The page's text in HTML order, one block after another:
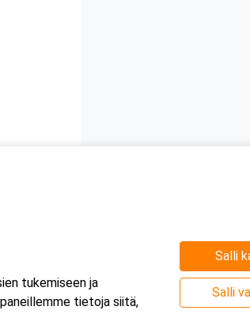
ei oletukemiseen ja
tietoja siitä,
Salli
Salli